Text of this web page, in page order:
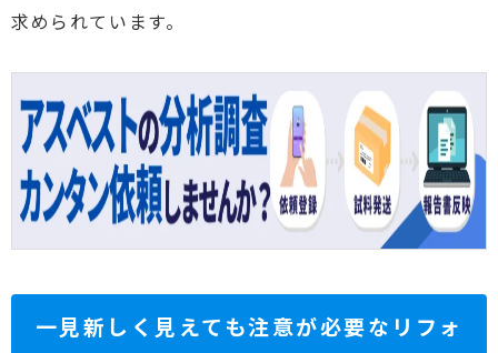
求められています。
一見新しく見えても注意が必要なリフォ